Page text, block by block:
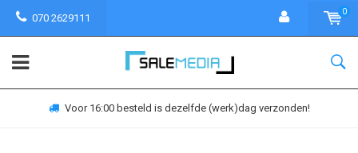
070 2629111
0
Voor 16:00 besteld is dezelfde (werk)dag verzonden!